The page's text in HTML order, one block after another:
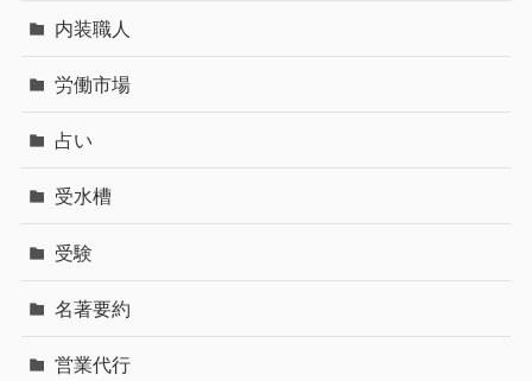
内装職人
労働市場
占い
受水槽
受験
名著要約
営業代行